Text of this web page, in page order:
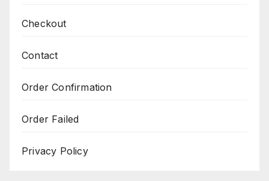
Checkout
Contact
Order Confirmation
Order Failed
Privacy Policy